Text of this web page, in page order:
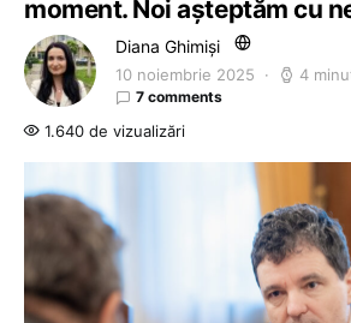
moment. Noi așteptăm cu
Diana Ghimiși
10 noiembrie 2025 4
7 comments
1.640 de vizualizări